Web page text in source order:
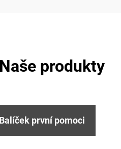
Naše produkty
Balíček první pomoci